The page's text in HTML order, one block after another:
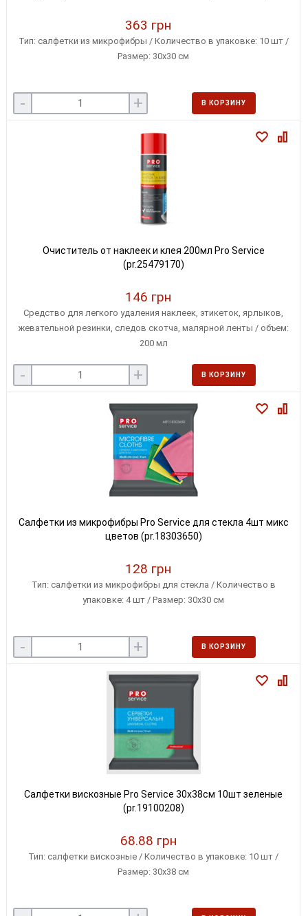
363 грн
Тип: салфетки из микрофибры / Количество в упаковке: 10 шт /
Размер: 30x30 см
- + В КОРЗИНУ
Очиститель от наклеек и клея 200мл Pro Service
(pr.25479170)
146 грн
Средство для легкого удаления наклеек, этикеток, ярлыков,
жевательной резинки, следов скотча, малярной ленты / объем:
200 мл
- + В КОРЗИНУ
Салфетки из микрофибры Pro Service для стекла 4шт микс
цветов (pr.18303650)
128 грн
Тип: салфетки из микрофибры для стекла / Количество в
упаковке: 4 шт / Размер: 30x30 см
- + В КОРЗИНУ
Салфетки вискозные Pro Service 30x38см 10шт зеленые
(pr.19100208)
68.88 грн
Тип: салфетки вискозные / Количество в упаковке: 10 шт /
Размер: 30x38 см